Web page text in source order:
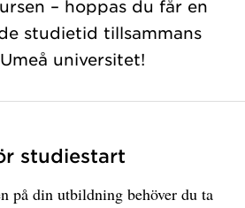
– hoppas du får en
studietid tillsammans
universitet!
studiestart
på din utbildning behöver du ta